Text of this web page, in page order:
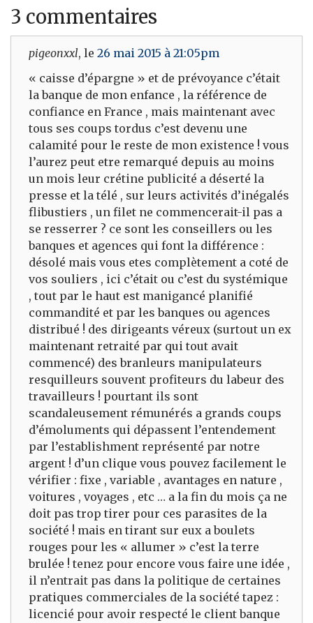
3 commentaires
pigeonxxl, le 26 mai 2015 à 21:05pm
« caisse d’épargne » et de prévoyance c’était
la banque de mon enfance , la référence de
confiance en France , mais maintenant avec
tous ses coups tordus c’est devenu une
calamité pour le reste de mon existence ! vous
l’aurez peut etre remarqué depuis au moins
un mois leur crétine publicité a déserté la
presse et la télé , sur leurs activités d’inégalés
flibustiers , un filet ne commencerait-il pas a
se resserrer ? ce sont les conseillers ou les
banques et agences qui font la différence :
désolé mais vous etes complètement a coté de
vos souliers , ici c’était ou c’est du systémique
, tout par le haut est manigancé planifié
commandité et par les banques ou agences
distribué ! des dirigeants véreux (surtout un ex
maintenant retraité par qui tout avait
commencé) des branleurs manipulateurs
resquilleurs souvent profiteurs du labeur des
travailleurs ! pourtant ils sont
scandaleusement rémunérés a grands coups
d’émoluments qui dépassent l’entendement
par l’establishment représenté par notre
argent ! d’un clique vous pouvez facilement le
vérifier : fixe , variable , avantages en nature ,
voitures , voyages , etc … a la fin du mois ça ne
doit pas trop tirer pour ces parasites de la
société ! mais en tirant sur eux a boulets
rouges pour les « allumer » c’est la terre
brulée ! tenez pour encore vous faire une idée ,
il n’entrait pas dans la politique de certaines
pratiques commerciales de la société tapez :
licencié pour avoir respecté le client banque